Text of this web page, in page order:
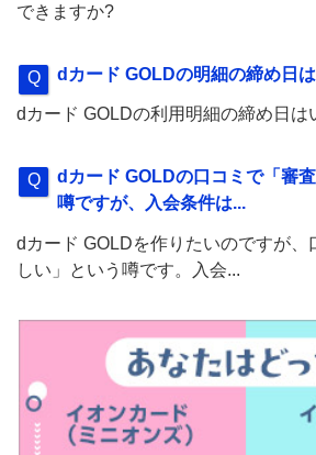
できますか?
dカード GOLDの明細の締め日
dカード GOLDの利用明細の締め日は
dカード GOLDの口コミで「審
噂ですが、入会条件は...
dカード GOLDを作りたいのですが、
しい」という噂です。入会...